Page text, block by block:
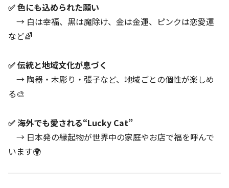
✅ 色にも込められた願い
→ 白は幸福、黒は魔除け、金は金運、ピンクは恋愛運
など🌈
✅ 伝統と地域文化が息づく
→ 陶器・木彫り・張子など、地域ごとの個性が楽しめ
る🎨
✅ 海外でも愛される“Lucky Cat”
→ 日本発の縁起物が世界中の家庭やお店で福を呼んで
います🌍